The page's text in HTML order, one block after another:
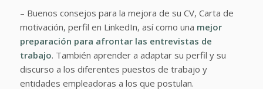
– Buenos consejos para la mejora de su CV, Carta de
motivación, perfil en LinkedIn, así como una mejor
preparación para afrontar las entrevistas de
trabajo. También aprender a adaptar su perfil y su
discurso a los diferentes puestos de trabajo y
entidades empleadoras a los que postulan.